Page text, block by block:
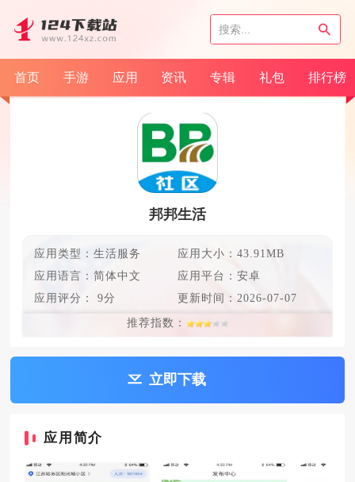
首页 手游 应用 资讯 专辑 礼包 排行榜
邦邦生活
应用类型：生活服务
应用大小：43.91MB
应用语言： 简体中文
应用平台：安卓
应用评分： 9分 更新时间： 2026-07-07
推荐指数：
立即下载
应用简介